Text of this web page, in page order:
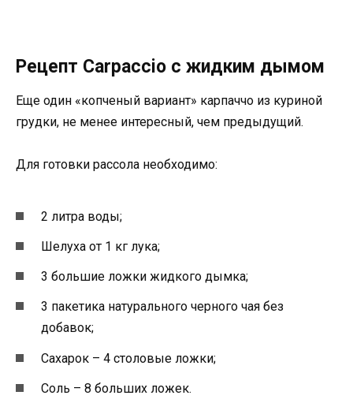
Рецепт Carpaccio с жидким дымом
Еще один «копченый вариант» карпаччо из куриной
грудки, не менее интересный, чем предыдущий.
Для готовки рассола необходимо:
2 литра воды;
Шелуха от 1 кг лука;
3 большие ложки жидкого дымка;
3 пакетика натурального черного чая без
добавок;
Сахарок – 4 столовые ложки;
Соль – 8 больших ложек.